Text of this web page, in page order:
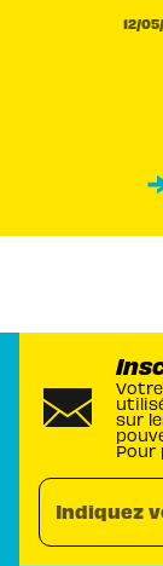
12/
sur
Pour
Indiquez